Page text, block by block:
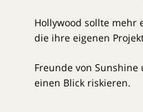
Hollywood sollte mehr
die ihre eigenen
Freunde von Sunshine
einen Blick riskieren.